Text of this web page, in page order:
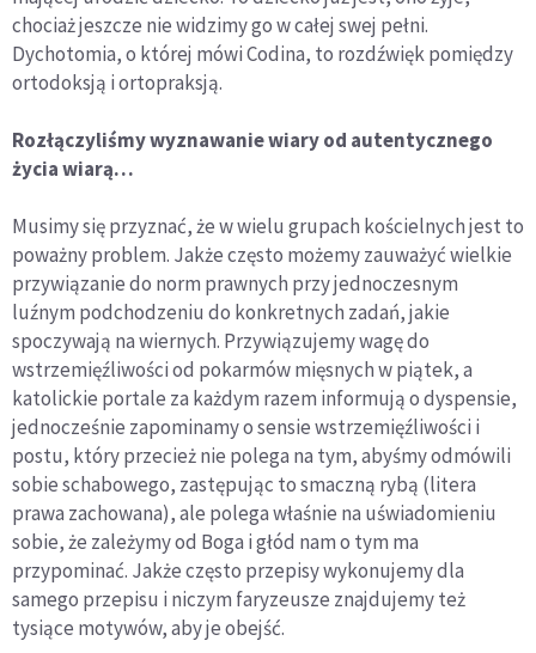
chociaż jeszcze nie widzimy go w całej swej pełni.
Dychotomia, o której mówi Codina, to rozdźwięk pomiędzy
ortodoksją i ortopraksją.
Rozłączyliśmy wyznawanie wiary od autentycznego
życia wiarą…
Musimy się przyznać, że w wielu grupach kościelnych jest to
poważny problem. Jakże często możemy zauważyć wielkie
przywiązanie do norm prawnych przy jednoczesnym
luźnym podchodzeniu do konkretnych zadań, jakie
spoczywają na wiernych. Przywiązujemy wagę do
wstrzemięźliwości od pokarmów mięsnych w piątek, a
katolickie portale za każdym razem informują o dyspensie,
jednocześnie zapominamy o sensie wstrzemięźliwości i
postu, który przecież nie polega na tym, abyśmy odmówili
sobie schabowego, zastępując to smaczną rybą (litera
prawa zachowana), ale polega właśnie na uświadomieniu
sobie, że zależymy od Boga i głód nam o tym ma
przypominać. Jakże często przepisy wykonujemy dla
samego przepisu i niczym faryzeusze znajdujemy też
tysiące motywów, aby je obejść.